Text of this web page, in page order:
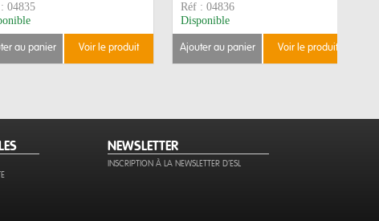
04835
au panier voir le produit
Réf : 04836
Disponible
ajouter au panier voir le produit
NEWSLETTER
INSCRIPTION À LA NEWSLETTER D'ESL